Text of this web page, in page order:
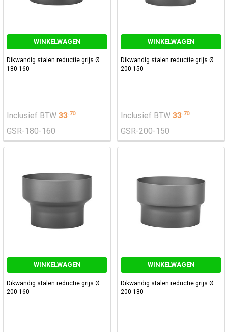
WINKELWAGEN
Dikwandig stalen reductie grijs Ø
180-160
Inclusief BTW 33 70
GSR-180-160
WINKELWAGEN
Dikwandig stalen reductie grijs Ø
200-150
Inclusief BTW 33 70
GSR-200-150
WINKELWAGEN
Dikwandig stalen reductie grijs Ø
200-160
WINKELWAGEN
Dikwandig stalen reductie grijs Ø
200-180